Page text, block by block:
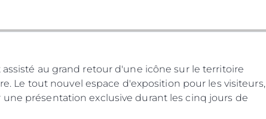
au grand retour d'une icône sur le territoire
Le tout nouvel espace d'exposition pour les visiteurs,
présentation exclusive durant les cinq jours de